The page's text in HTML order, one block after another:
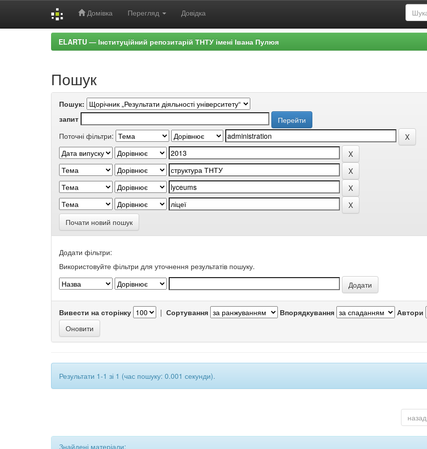
Домівка Перегляд Довідка
ELARTU — Інституційний репозитарій ТНТУ імені Івана Пулюя
Пошук
Пошук:
запит
Поточні фільтри:
Почати новий пошук
Додати фільтри:
Використовуйте фільтри для уточнення результатів пошуку.
Вивести на сторінку | Сортування Впорядкування Автори
Результати 1-1 зі 1 (час пошуку: 0.001 секунди).
назад
Знайдені матеріали: